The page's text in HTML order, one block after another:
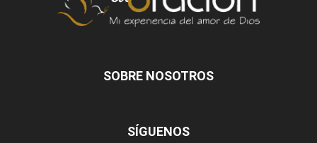
SOBRE NOSOTROS
SÍGUENOS